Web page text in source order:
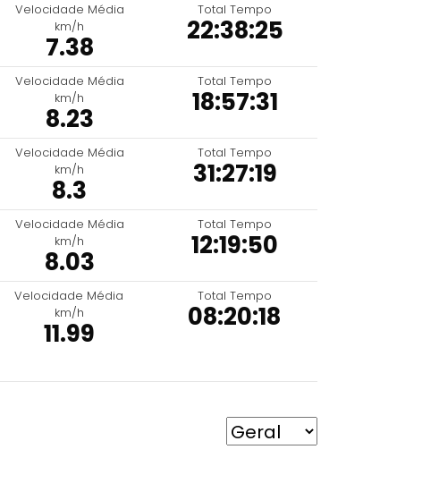
Velocidade Média
km/h
7.38
Total Tempo
22:38:25
Velocidade Média
km/h
8.23
Total Tempo
18:57:31
Velocidade Média
km/h
8.3
Total Tempo
31:27:19
Velocidade Média
km/h
8.03
Total Tempo
12:19:50
Velocidade Média
km/h
11.99
Total Tempo
08:20:18